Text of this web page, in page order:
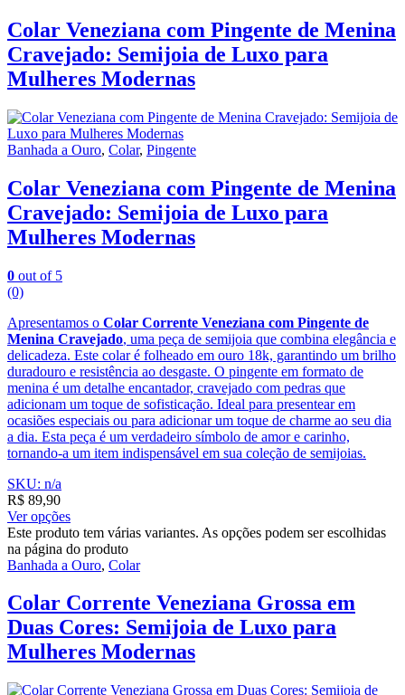
Colar Veneziana com Pingente de Menina
Cravejado: Semijoia de Luxo para
Mulheres Modernas
Banhada a Ouro, Colar, Pingente
Colar Veneziana com Pingente de Menina
Cravejado: Semijoia de Luxo para
Mulheres Modernas
0 out of 5
(0)
Apresentamos o Colar Corrente Veneziana com Pingente de
Menina Cravejado, uma peça de semijoia que combina elegância e
delicadeza. Este colar é folheado em ouro 18k, garantindo um brilho
duradouro e resistência ao desgaste. O pingente em formato de
menina é um detalhe encantador, cravejado com pedras que
adicionam um toque de sofisticação. Ideal para presentear em
ocasiões especiais ou para adicionar um toque de charme ao seu dia
a dia. Esta peça é um verdadeiro símbolo de amor e carinho,
tornando-a um item indispensável em sua coleção de semijoias.
SKU: n/a
R$ 89,90
Ver opções
Este produto tem várias variantes. As opções podem ser escolhidas
na página do produto
Banhada a Ouro, Colar
Colar Corrente Veneziana Grossa em
Duas Cores: Semijoia de Luxo para
Mulheres Modernas